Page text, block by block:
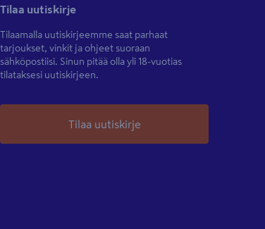
Tilaa uutiskirje
Tilaamalla uutiskirjeemme saat parhaat
tarjoukset, vinkit ja ohjeet suoraan
sähköpostiisi. Sinun pitää olla yli 18-vuotias
tilataksesi uutiskirjeen.
Tilaa uutiskirje